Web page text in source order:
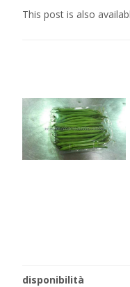
This post is also
disponibilità